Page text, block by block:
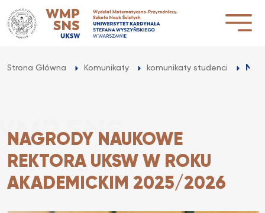
Przejdź
do
treści
Strona Główna Komunikaty komunikaty studenci
NAGRODY NAUKOWE
REKTORA UKSW W ROKU
AKADEMICKIM 2025/2026